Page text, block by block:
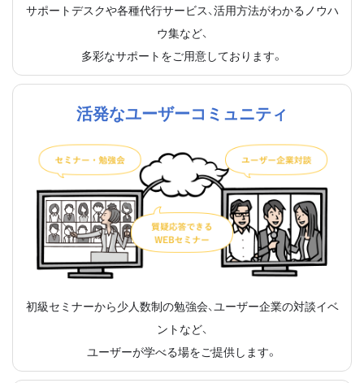
サポートデスクや各種代行サービス、活用方法がわかるノウハ
ウ集など、
多彩なサポートをご用意しております。
活発なユーザーコミュニティ
初級セミナーから少人数制の勉強会、ユーザー企業の対談イベ
ントなど、
ユーザーが学べる場をご提供します。